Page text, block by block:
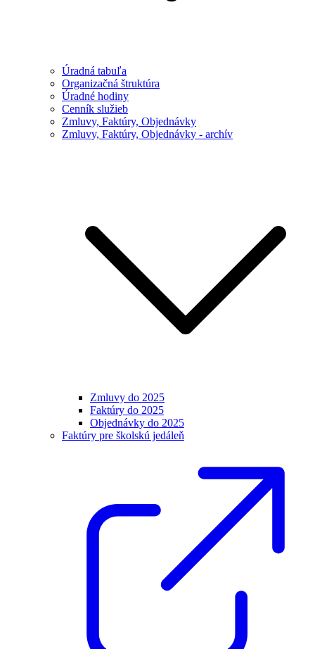
Úradná tabuľa
Organizačná štruktúra
Úradné hodiny
Cenník služieb
Zmluvy, Faktúry, Objednávky
Zmluvy, Faktúry, Objednávky - archív
Zmluvy do 2025
Faktúry do 2025
Objednávky do 2025
Faktúry pre školskú jedáleň